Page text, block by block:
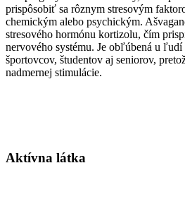
prispôsobiť sa rôznym stresovým
chemickým alebo psychickým.
stresového hormónu kortizolu, čím
nervového systému. Je obľúbená u ľudí
športovcov, študentov aj seniorov,
nadmernej stimulácie.
Aktívna látka